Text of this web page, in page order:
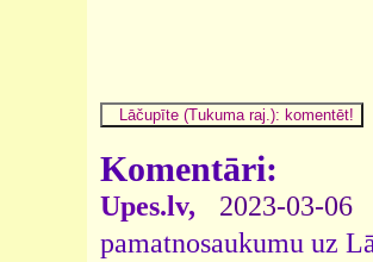
Komentāri:
Upes.lv,
2023-03-
pamatnosaukumu uz